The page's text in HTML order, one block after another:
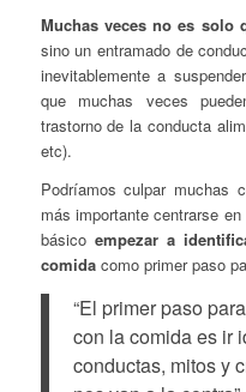
Muchas veces no es solo
sino un entramado de
inevitablemente a
que muchas veces
trastorno de la conducta
etc).
Podríamos culpar muchas
más importante centrarse
básico empezar a
comidacomo primer paso
“El primer paso
con la comida es ir
conductas, mitos y